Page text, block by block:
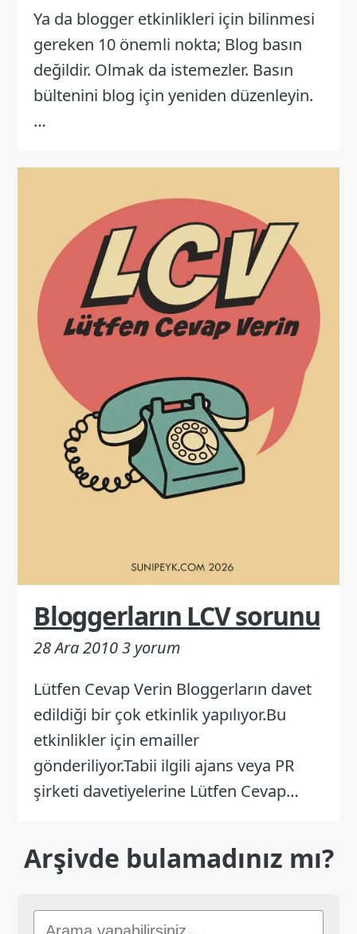
Ya da blogger etkinlikleri için bilinmesi
gereken 10 önemli nokta; Blog basın
değildir. Olmak da istemezler. Basın
bültenini blog için yeniden düzenleyin.
…
Bloggerların LCV sorunu
28 Ara 20103 yorum
Lütfen Cevap Verin Bloggerların davet
edildiği bir çok etkinlik yapılıyor.Bu
etkinlikler için emailler
gönderiliyor.Tabii ilgili ajans veya PR
şirketi davetiyelerine Lütfen Cevap…
Arşivde bulamadınız mı?
Sitede